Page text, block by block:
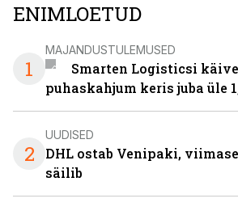
ENIMLOETUD
1
MAJANDUSTULEMUSED
Smarten Logisticsi käive
puhaskahjum keris juba üle
2
UUDISED
DHL ostab Venipaki,
säilib